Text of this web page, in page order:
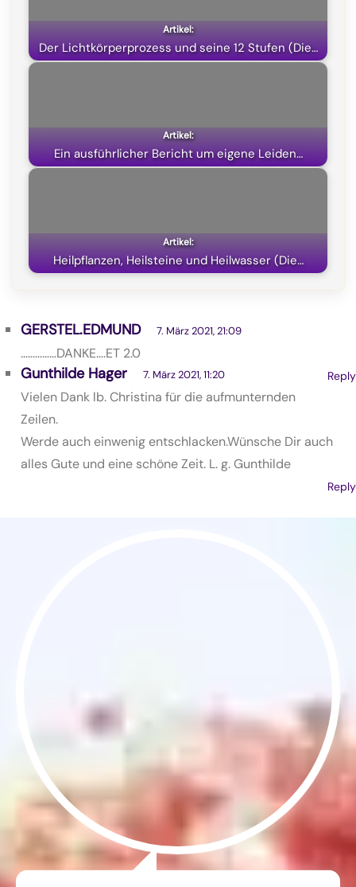
o
k
a
m
p
p
t
e
Der Lichtkörperprozess und seine 12 Stufen (Die…
Ein ausführlicher Bericht um eigene Leiden…
Heilpflanzen, Heilsteine und Heilwasser (Die…
GERSTEL.EDMUND 7. März 2021, 21:09
……………DANKE….ET 2.0
Reply
Gunthilde Hager 7. März 2021, 11:20
Vielen Dank lb. Christina für die aufmunternden
Zeilen.
Werde auch einwenig entschlacken.Wünsche Dir auch
alles Gute und eine schöne Zeit. L. g. Gunthilde
Reply